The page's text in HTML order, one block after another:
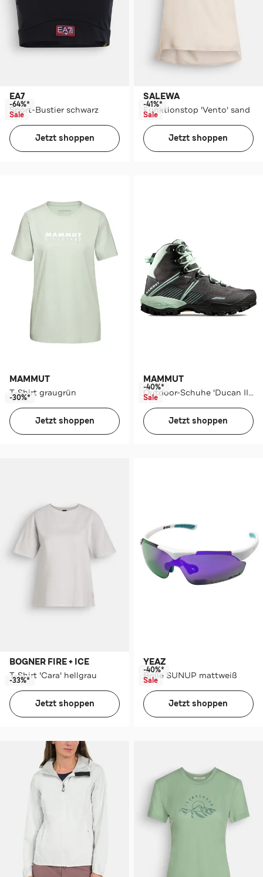
EA7
Sport-Bustier schwarz
-64%*
Sale
Jetzt shoppen
SALEWA
Funktionstop 'Vento' sand
-41%*
Sale
Jetzt shoppen
MAMMUT
T-Shirt graugrün
-30%*
Jetzt shoppen
MAMMUT
Outdoor-Schuhe 'Ducan II' mehrfarbig
-40%*
Sale
Jetzt shoppen
BOGNER FIRE + ICE
T-Shirt 'Cara' hellgrau
-33%*
Jetzt shoppen
YEAZ
Brille SUNUP mattweiß
-40%*
Sale
Jetzt shoppen